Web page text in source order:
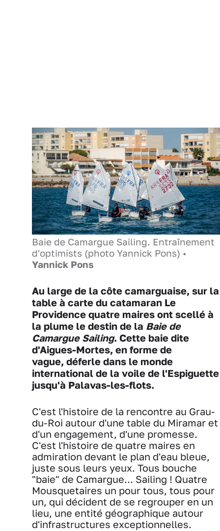
Baie de Camargue Sailing. Entraînement
d'optimists (photo Yannick Pons) •
Yannick Pons
Au large de la côte camarguaise, sur la
table à carte du catamaran Le
Providence quatre maires ont scellé à
la plume le destin de la Baie de
Camargue Sailing. Cette baie dite
d'Aigues-Mortes, en forme de
vague, déferle dans le monde
international de la voile de l'Espiguette
jusqu'à Palavas-les-flots.
C'est l'histoire de la rencontre au Grau-
du-Roi autour d'une table du Miramar et
d'un engagement, d'une promesse.
C'est l'histoire de quatre maires en
admiration devant le plan d'eau bleue,
juste sous leurs yeux. Tous bouche
"baie" de Camargue... Sailing ! Quatre
Mousquetaires un pour tous, tous pour
un, qui décident de se regrouper en un
lieu, une entité géographique autour
d'infrastructures exceptionnelles.